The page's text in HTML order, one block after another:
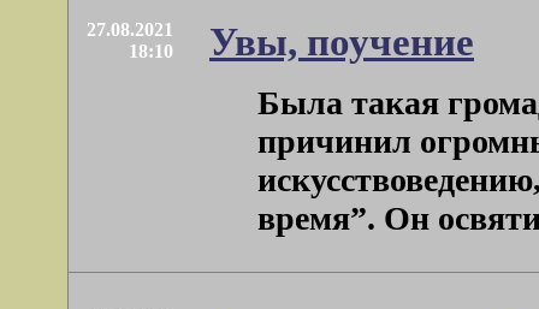
27.08.2021
18:10
Увы, поучение
Была такая
причинил
время”. Он